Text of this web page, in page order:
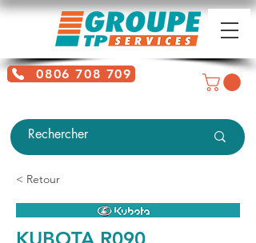
0806 708 709
< Retour
KUBOTA R090